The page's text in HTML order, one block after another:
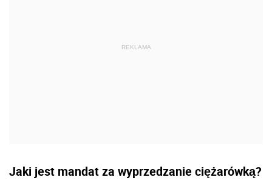
Jaki jest mandat za wyprzedzanie ciężarówką?